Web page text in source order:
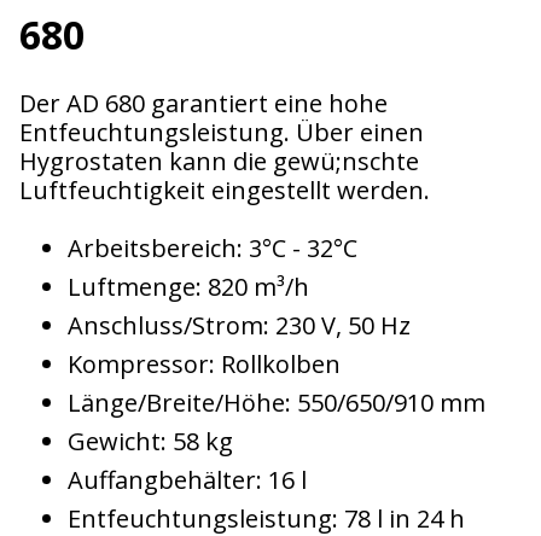
680
Der AD 680 garantiert eine hohe
Entfeuchtungsleistung. Über einen
Hygrostaten kann die gewü;nschte
Luftfeuchtigkeit eingestellt werden.
Arbeitsbereich: 3°C - 32°C
Luftmenge: 820 m³/h
Anschluss/Strom: 230 V, 50 Hz
Kompressor: Rollkolben
Länge/Breite/Höhe: 550/650/910 mm
Gewicht: 58 kg
Auffangbehälter: 16 l
Entfeuchtungsleistung: 78 l in 24 h